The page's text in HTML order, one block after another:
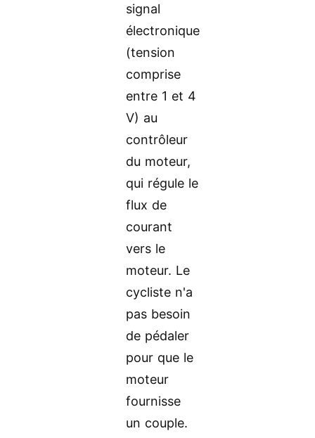
signal
électronique
(tension
comprise
entre 1 et 4
V) au
contrôleur
du moteur,
qui régule le
flux de
courant
vers le
moteur. Le
cycliste n'a
pas besoin
de pédaler
pour que le
moteur
fournisse
un couple.